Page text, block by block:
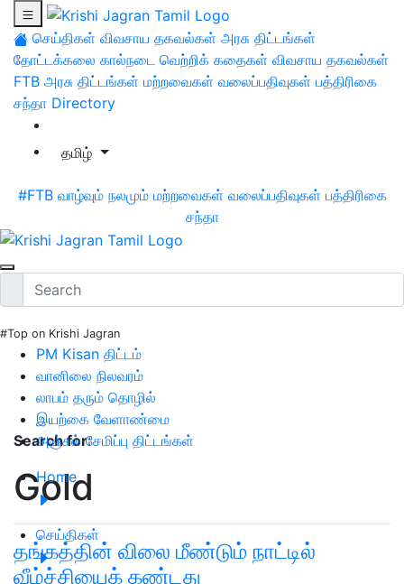
செய்திகள் விவசாய தகவல்கள் அரசு திட்டங்கள்
தோட்டக்கலை கால்நடை வெற்றிக் கதைகள் விவசாய தகவல்கள்
FTB அரசு திட்டங்கள் மற்றவைகள் வலைப்பதிவுகள் பத்திரிகை
சந்தா Directory
தமிழ்
#FTB வாழ்வும் நலமும் மற்றவைகள் வலைப்பதிவுகள் பத்திரிகை
சந்தா
#Top on Krishi Jagran
PM Kisan திட்டம்
வானிலை நிலவரம்
லாபம் தரும் தொழில்
இயற்கை வேளாண்மை
அஞ்சல் சேமிப்பு திட்டங்கள்
Home
செய்திகள்
Search for:
Gold
தங்கத்தின் விலை மீண்டும் நாட்டில்
வீழ்ச்சியைக் கண்டது